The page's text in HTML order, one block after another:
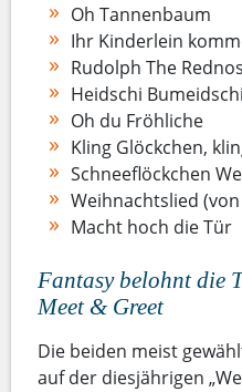
Oh Tannenbaum
Ihr Kinderlein
Rudolph The
Heidschi Bumeidschi
Oh du Fröhliche
Kling Glöckchen,
Schneeflöckchen
Weihnachtslied
Macht hoch die Tür
Fantasy belohnt die
Meet & Greet
Die beiden meist
auf der diesjährigen